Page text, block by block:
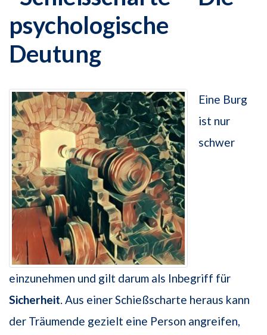
psychologische
Deutung
Eine Burg
ist nur
schwer
einzunehmen und gilt darum als Inbegriff für
Sicherheit. Aus einer Schießscharte heraus kann
der Träumende gezielt eine Person angreifen,